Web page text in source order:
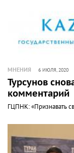
МНЕНИЯ 6 ИЮЛЯ, 2020
Турсунов
комментарий
ГЦПНК: «Признавать